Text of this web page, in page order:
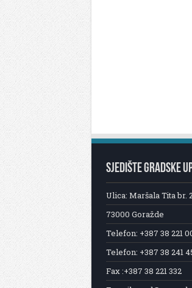
SJEDIŠTE GRADSKE
Ulica: Maršala Tita br.
73000 Goražde
Telefon: +387 38 221
Telefon: +387 38 241
Fax :+387 38 221 332